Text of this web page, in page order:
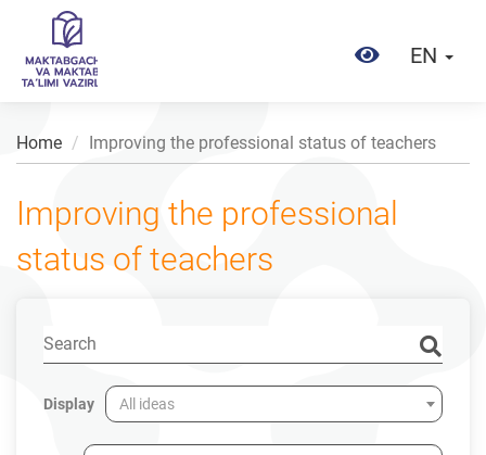
EN
Home Improving the professional status of teachers
Improving the professional
status of teachers
Display All ideas